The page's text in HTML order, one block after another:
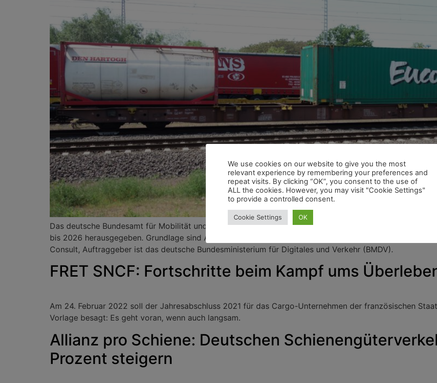
Das deutsche Bundesamt für Mobilität und Logistik (BALM) hat seine Gleitende Mittelfristprognose für
bis 2026 herausgegeben. Grundlage sind Annahmen zur geopolitischen und wirtschaftlichen
Consult, Auftraggeber ist das deutsche Bundesministerium für Digitales und Verkehr (BMDV).
FRET SNCF: Fortschritte beim Kampf ums
Am 24. Februar 2022 soll der Jahresabschluss 2021 für das Cargo-Unternehmen der französischen
Vorlage besagt: Es geht voran, wenn auch langsam.
Allianz pro Schiene: Deutschen
Prozent steigern
We use cookies on our website to give you the most
relevant experience by remembering your preferences and
repeat visits. By clicking “OK”, you consent to the use of
ALL the cookies. However, you may visit "Cookie Settings"
to provide a controlled consent.
Cookie Settings OK